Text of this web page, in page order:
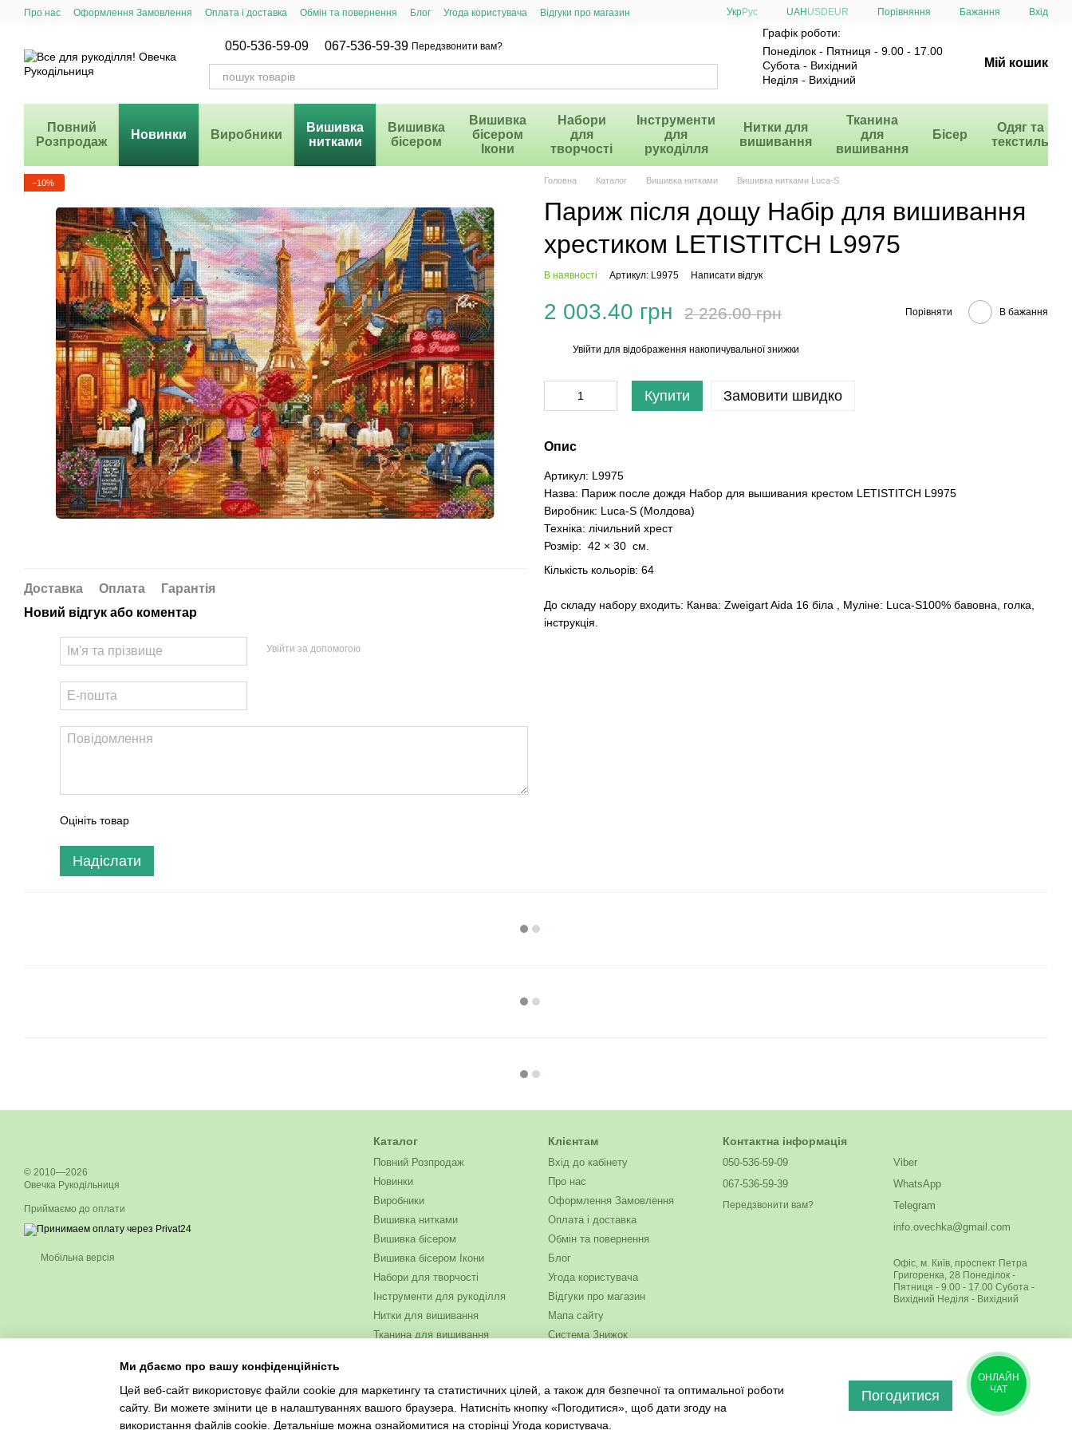
Перейти до основного контенту
Про нас Оформлення Замовлення Оплата і доставка Обмін та повернення Блог Угода користувача
Відгуки про магазин
УкрРус UAH USD EUR Порівняння Бажання Вхід
050-536-59-09 067-536-59-39 Передзвонити вам?
Графік роботи:
Понеділок - Пятниця - 9.00 - 17.00
Субота - Вихідний
Неділя - Вихідний
Мій кошик
Повний
Розпродаж
Новинки Виробники
Вишивка
нитками
Вишивка
бісером
Вишивка
бісером
Ікони
Набори
для
творчості
Інструменти
для
рукоділля
Нитки для
вишивання
Тканина
для
вишивання
Бісер
Одяг та
текстиль
−10%
Доставка Оплата
Гарантія
Новий відгук або коментар
Увійти за допомогою
Оцініть товар
Надіслати
Головна Каталог Вишивка нитками Вишивка нитками Luca-S
Париж після дощу Набір для вишивання
хрестиком LETISTITCH L9975
В наявності Артикул: L9975 Написати відгук
2 003.40 грн 2 226.00 грн Порівняти В бажання
Увійти для відображення накопичувальної знижки
Купити Замовити швидко
Опис
Артикул: L9975
Назва: Париж после дождя Набор для вышивания крестом LETISTITCH L9975
Виробник: Luca-S (Молдова)
Техніка: лічильний хрест
Розмір: 42 × 30 см.
Кількість кольорів: 64
До складу набору входить: Канва: Zweigart Aida 16 біла , Муліне: Luca-S100% бавовна, голка,
інструкція.
© 2010—2026
Овечка Рукодільниця
Приймаємо до оплати
Мобільна версія
Каталог
Повний Розпродаж
Новинки
Виробники
Вишивка нитками
Вишивка бісером
Вишивка бісером Ікони
Набори для творчості
Інструменти для рукоділля
Нитки для вишивання
Тканина для вишивання
Журнали для рукоділля
Клієнтам
Вхід до кабінету
Про нас
Оформлення Замовлення
Оплата і доставка
Обмін та повернення
Блог
Угода користувача
Відгуки про магазин
Мапа сайту
Система Знижок
Контактна інформація
050-536-59-09
067-536-59-39
Передзвонити вам?
Viber
WhatsApp
Telegram
info.ovechka@gmail.com
Офіс, м. Київ, проспект Петра
Григоренка, 28 Понеділок -
Пятниця - 9.00 - 17.00 Субота -
Вихідний Неділя - Вихідний
Ми дбаємо про вашу конфіденційність
Цей веб-сайт використовує файли cookie для маркетингу та статистичних цілей, а також для безпечної та оптимальної роботи
сайту. Ви можете змінити це в налаштуваннях вашого браузера. Натисніть кнопку «Погодитися», щоб дати згоду на
використання файлів cookie. Детальніше можна ознайомитися на сторінці Угода користувача
Погодитися
ОНЛАЙН
ЧАТ